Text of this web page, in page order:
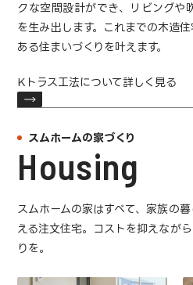
クな空間設計ができ、リビングや
を生み出します。これまでの木造
ある住まいづくりを叶えます。
Kトラス工法について詳しく見る
スムホームの家づくり
Housing
スムホームの家はすべて、家族の
える注文住宅。コストを抑えなが
りを。